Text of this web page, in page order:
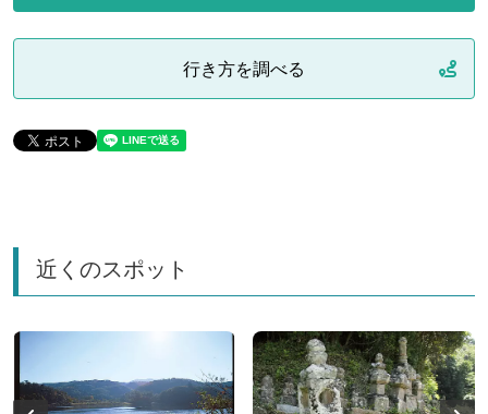
行き方を調べる
近くのスポット